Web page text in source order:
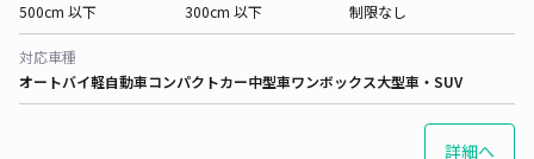
500cm 以下
300cm 以下
制限なし
対応車種
オートバイ軽自動車コンパクトカー中型車ワンボックス大型車・SUV
詳細へ